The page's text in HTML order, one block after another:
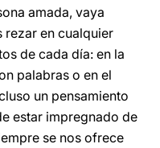
amada, vaya
rezar en cualquier
de cada día: en la
palabras o en el
un pensamiento
estar impregnado de
se nos ofrece